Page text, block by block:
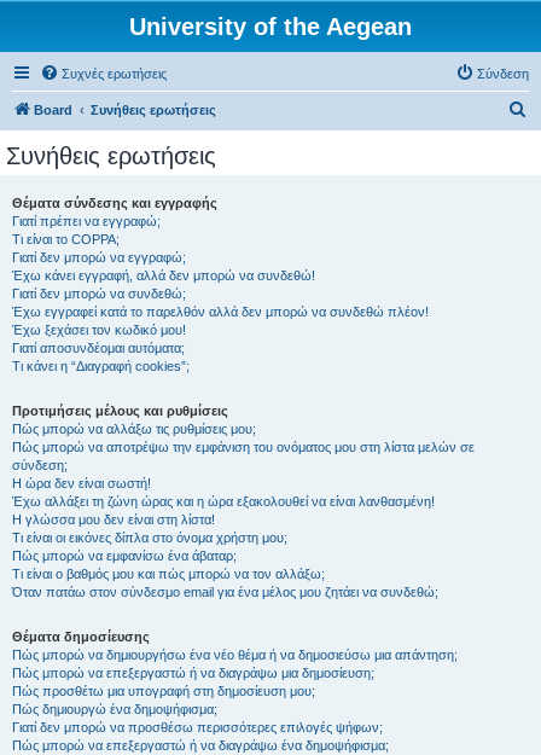
University of the Aegean
Συχνές ερωτήσεις Σύνδεση
Board Συνήθεις ερωτήσεις
Συνήθεις ερωτήσεις
Θέματα σύνδεσης και εγγραφής
Γιατί πρέπει να εγγραφώ;
Τι είναι το COPPA;
Γιατί δεν μπορώ να εγγραφώ;
Έχω κάνει εγγραφή, αλλά δεν μπορώ να συνδεθώ!
Γιατί δεν μπορώ να συνδεθώ;
Έχω εγγραφεί κατά το παρελθόν αλλά δεν μπορώ να συνδεθώ πλέον!
Έχω ξεχάσει τον κωδικό μου!
Γιατί αποσυνδέομαι αυτόματα;
Τι κάνει η “Διαγραφή cookies”;
Προτιμήσεις μέλους και ρυθμίσεις
Πώς μπορώ να αλλάξω τις ρυθμίσεις μου;
Πώς μπορώ να αποτρέψω την εμφάνιση του ονόματος μου στη λίστα μελών σε
σύνδεση;
Η ώρα δεν είναι σωστή!
Έχω αλλάξει τη ζώνη ώρας και η ώρα εξακολουθεί να είναι λανθασμένη!
Η γλώσσα μου δεν είναι στη λίστα!
Τι είναι οι εικόνες δίπλα στο όνομα χρήστη μου;
Πώς μπορώ να εμφανίσω ένα άβαταρ;
Τι είναι ο βαθμός μου και πώς μπορώ να τον αλλάξω;
Όταν πατάω στον σύνδεσμο email για ένα μέλος μου ζητάει να συνδεθώ;
Θέματα δημοσίευσης
Πώς μπορώ να δημιουργήσω ένα νέο θέμα ή να δημοσιεύσω μια απάντηση;
Πώς μπορώ να επεξεργαστώ ή να διαγράψω μια δημοσίευση;
Πώς προσθέτω μια υπογραφή στη δημοσίευση μου;
Πώς δημιουργώ ένα δημοψήφισμα;
Γιατί δεν μπορώ να προσθέσω περισσότερες επιλογές ψήφων;
Πώς μπορώ να επεξεργαστώ ή να διαγράψω ένα δημοψήφισμα;